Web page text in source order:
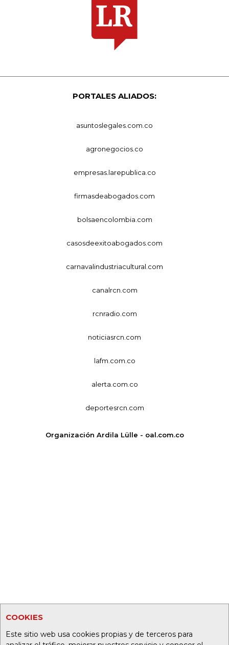
COOKIES
Este sitio web usa cookies propias y de terceros para
PORTALES ALIADOS:
asuntoslegales.com.co
agronegocios.co
empresas.larepublica.co
firmasdeabogados.com
bolsaencolombia.com
casosdeexitoabogados.com
carnavalindustriacultural.com
canalrcn.com
rcnradio.com
noticiasrcn.com
lafm.com.co
alerta.com.co
deportesrcn.com
Organización Ardila Lülle - oal.com.co